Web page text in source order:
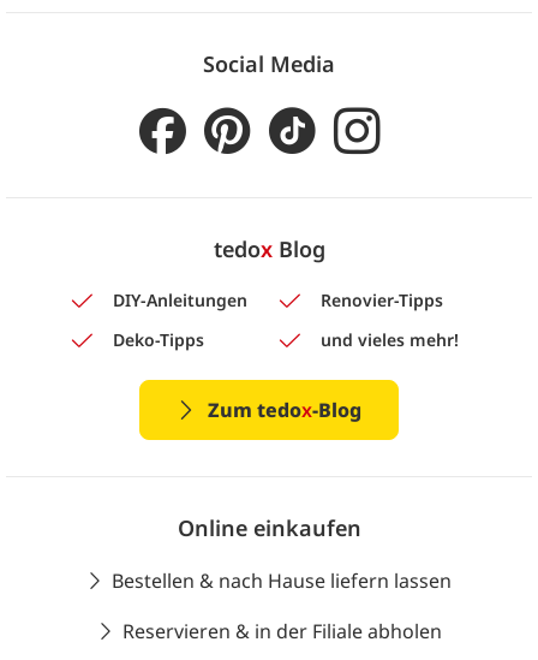
Social Media
tedoxBlog
DIY-Anleitungen
Renovier-Tipps
Deko-Tipps
und vieles mehr!
Zum tedox-Blog
Online einkaufen
Bestellen & nach Hause liefern lassen
Reservieren & in der Filiale abholen